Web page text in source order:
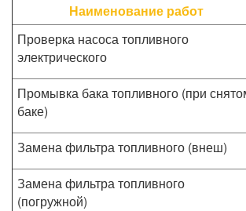
Наименование работ
Проверка насоса топливного
электрического
Промывка бака топливного (при
баке)
Замена фильтра топливного (внеш)
Замена фильтра топливного
(погружной)